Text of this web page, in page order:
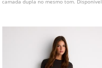
camada dupla no mesmo tom. Disponível